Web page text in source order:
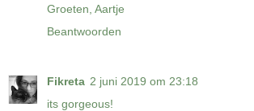
Groeten, Aartje
Beantwoorden
Fikreta 2 juni 2019 om 23:18
its gorgeous!